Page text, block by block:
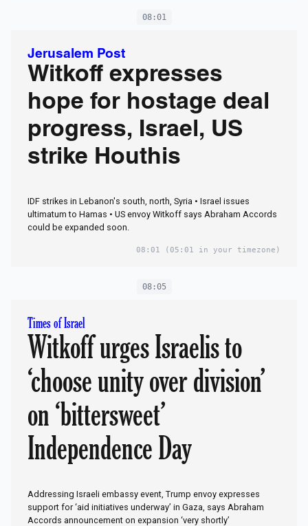
08:01
Jerusalem Post
Witkoff expresses
hope for hostage deal
progress, Israel, US
strike Houthis
IDF strikes in Lebanon's south, north, Syria • Israel issues
ultimatum to Hamas • US envoy Witkoff says Abraham Accords
could be expanded soon.
08:01 (05:01 in your timezone)
08:05
Times of Israel
Witkoff urges Israelis to
‘choose unity over division’
on ‘bittersweet’
Independence Day
Addressing Israeli embassy event, Trump envoy expresses
support for ‘aid initiatives underway’ in Gaza, says Abraham
Accords announcement on expansion ‘very shortly’